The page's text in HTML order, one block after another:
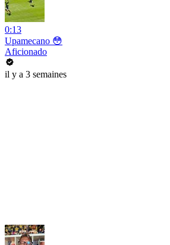
0:13
Upamecano 😳
Aficionado
il y a 3 semaines